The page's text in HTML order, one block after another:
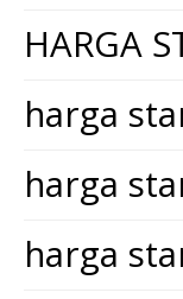
HARGA
harga
harga
harga